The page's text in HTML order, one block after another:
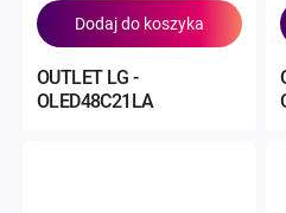
OUTLET LG -
OLED48C21LA
Dodaj do koszyka